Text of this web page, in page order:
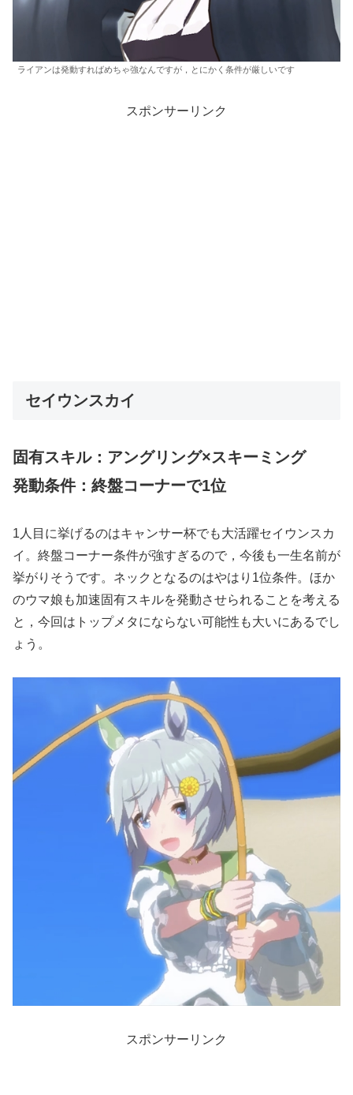
ライアンは発動すればめちゃ強なんですが，とにかく条件が厳しいです
スポンサーリンク
セイウンスカイ
固有スキル：アングリング×スキーミング
発動条件：終盤コーナーで1位
1人目に挙げるのはキャンサー杯でも大活躍セイウンスカ
イ。終盤コーナー条件が強すぎるので，今後も一生名前が
挙がりそうです。ネックとなるのはやはり1位条件。ほか
のウマ娘も加速固有スキルを発動させられることを考える
と，今回はトップメタにならない可能性も大いにあるでし
ょう。
スポンサーリンク